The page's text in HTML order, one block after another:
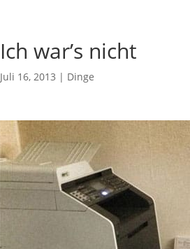
Ich war’s nicht
Juli 16, 2013 | Dinge